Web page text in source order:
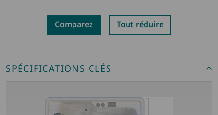
Comparez Tout réduire
SPÉCIFICATIONS CLÉS